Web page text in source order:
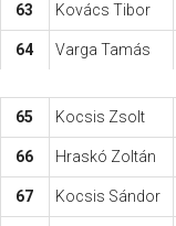
63 Kovács Tibor
64 Varga Tamás
65 Kocsis Zsolt
66 Hraskó Zoltán
67 Kocsis Sándor